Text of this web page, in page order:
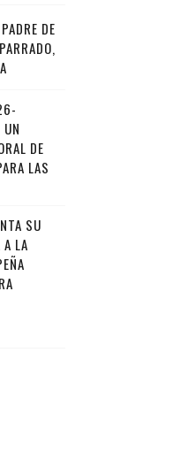
DE
DE
LAS
SU
LA